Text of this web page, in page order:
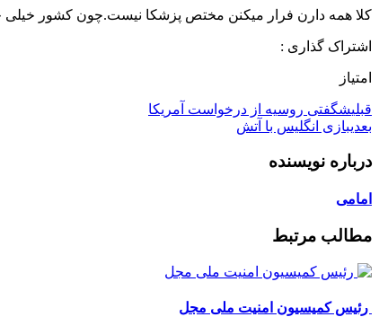
کلا همه دارن فرار میکنن مختص پزشکا نیست.چون کشور خیلی
اشتراک گذاری :
امتیاز
قبلیشگفتی روسیه از درخواست آمریکا
بعدیبازی انگلیس با آتش
درباره نویسنده
امامی
مطالب مرتبط
‌ رئیس کمیسیون امنیت ملی مجل